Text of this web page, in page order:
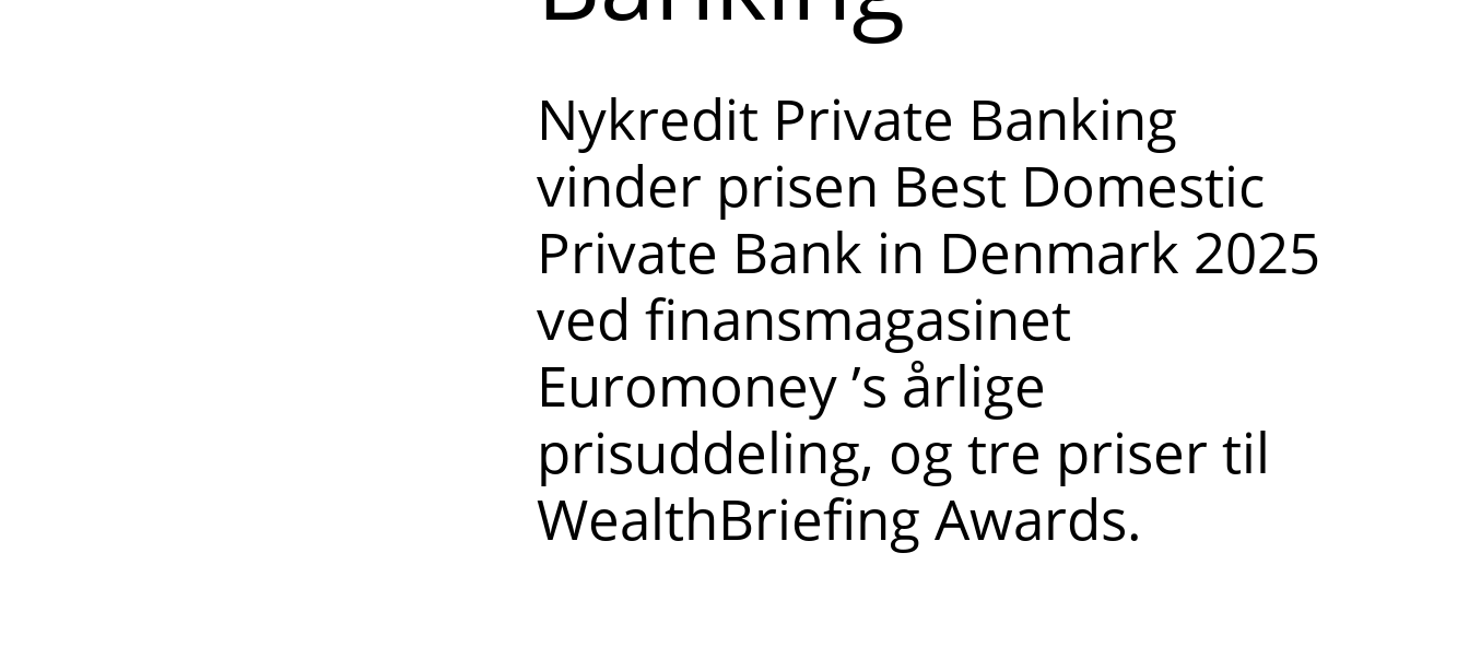
Nykredit Private Banking
vinder prisen Best Domestic
Private Bank in Denmark 2025
ved finansmagasinet
Euromoney ’s årlige
prisuddeling, og tre priser til
WealthBriefing Awards.